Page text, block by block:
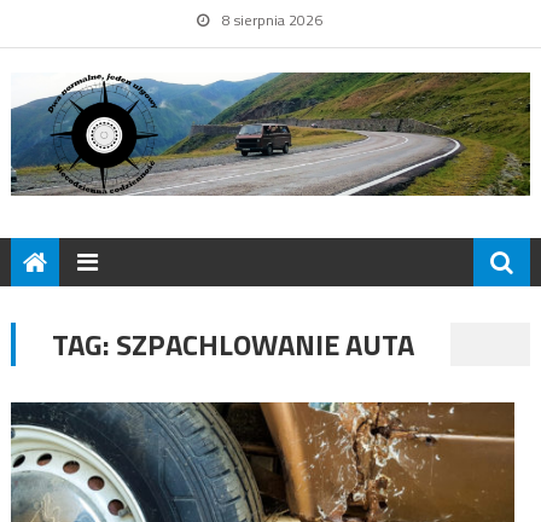
8 sierpnia 2026
TAG:SZPACHLOWANIE AUTA